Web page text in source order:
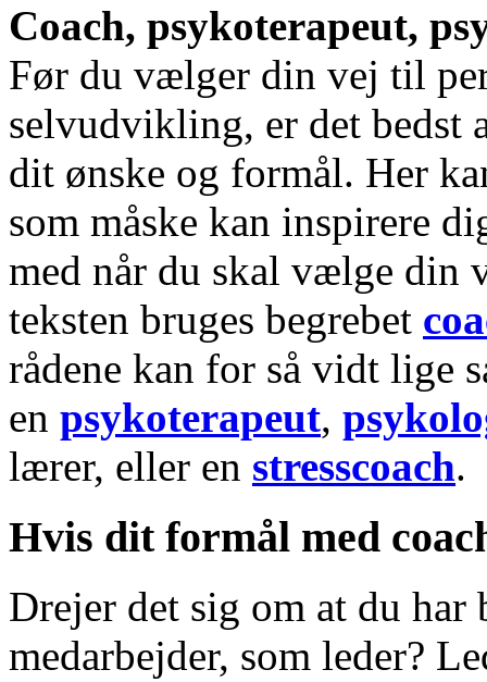
Coach, psykoterapeut,
Før du vælger din vej til
selvudvikling, er det bedst
dit ønske og formål. Her
som måske kan inspirere
med når du skal vælge
teksten bruges begrebet
rådene kan for så vidt lige
en psykoterapeut,
lærer, eller en stresscoach.
Hvis dit formål med
Drejer det sig om at du
medarbejder, som leder?